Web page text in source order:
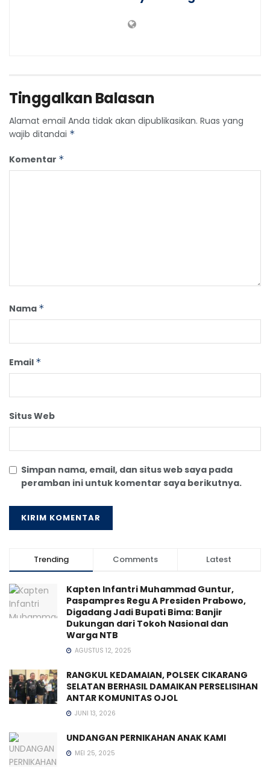
Tinggalkan Balasan
Alamat email Anda tidak akan dipublikasikan. Ruas yang
wajib ditandai *
Komentar *
Nama *
Email *
Situs Web
Simpan nama, email, dan situs web saya pada
peramban ini untuk komentar saya berikutnya.
Trending Comments Latest
Kapten Infantri Muhammad Guntur,
Paspampres Regu A Presiden Prabowo,
Digadang Jadi Bupati Bima: Banjir
Dukungan dari Tokoh Nasional dan
Warga NTB
AGUSTUS 12, 2025
RANGKUL KEDAMAIAN, POLSEK CIKARANG
SELATAN BERHASIL DAMAIKAN PERSELISIHAN
ANTAR KOMUNITAS OJOL
JUNI 13, 2026
UNDANGAN PERNIKAHAN ANAK KAMI
MEI 25, 2025